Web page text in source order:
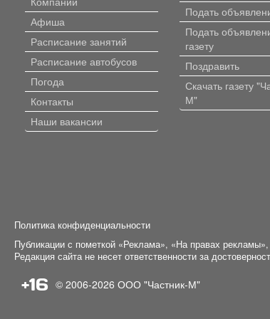
Афиша
Расписание занятий
Расписание автобусов
Погода
Контакты
Наши вакансии
Подать
Подать
газету
Поздравить
Скачать газету
М"
Политика конфиденциальности
Публикации с пометкой «Реклама», «На правах
Редакция сайта не несет ответственности за
+16 © 2006-2026 ООО "Частник-М"